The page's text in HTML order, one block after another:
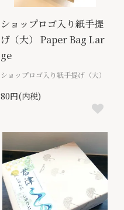
ショップロゴ入り紙手提
げ（大） Paper Bag Lar
ge
ショップロゴ入り紙手提げ（大）
80円(内税)